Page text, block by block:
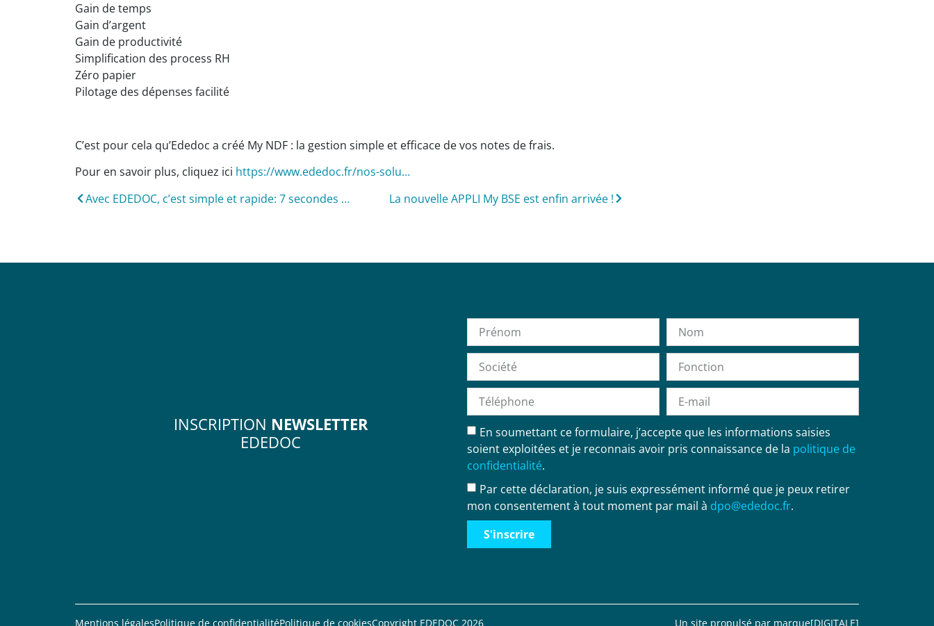
Gain de temps
Gain d’argent
Gain de productivité
Simplification des process RH
Zéro papier
Pilotage des dépenses facilité
C’est pour cela qu’Ededoc a créé My NDF : la gestion simple et efficace de vos notes de frais.
Pour en savoir plus, cliquez ici https://www.ededoc.fr/nos-solu…
Avec EDEDOC, c’est simple et rapide: 7 secondes suffisent pour envoyer un bulletin de paie !
La nouvelle APPLI My BSE est enfin arrivée !
INSCRIPTION NEWSLETTER
EDEDOC
En soumettant ce formulaire, j’accepte que les informations saisies
soient exploitées et je reconnais avoir pris connaissance de la politique de
confidentialité.
Par cette déclaration, je suis expressément informé que je peux retirer
mon consentement à tout moment par mail à dpo@ededoc.fr.
S'inscrire
Mentions légalesPolitique de confidentialitéPolitique de cookiesCopyright EDEDOC 2026 Un site propulsé par marque[DIGITALE]